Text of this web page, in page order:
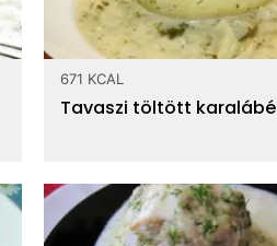
671 KCAL
Tavaszi töltött karalábé